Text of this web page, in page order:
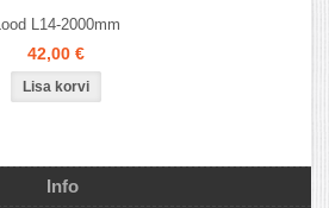
Lood L14-2000mm
42,00 €
Info